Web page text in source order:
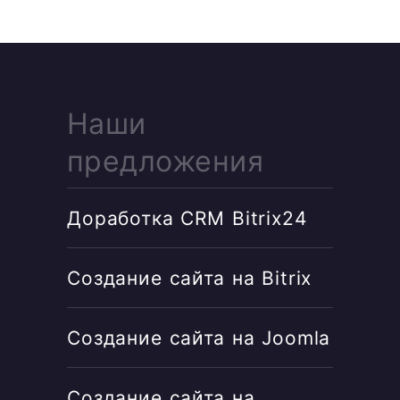
Наши
предложения
Доработка CRM Bitrix24
Создание сайта на Bitrix
Создание сайта на Joomla